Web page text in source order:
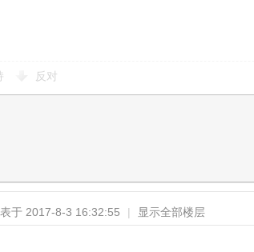
反对
于 2017-8-3 16:32:55 | 显示全部楼层